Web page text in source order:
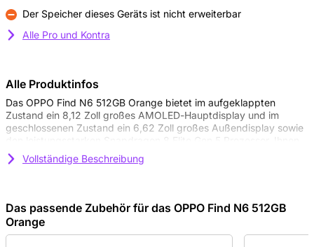
Kontra
Der Speicher dieses Geräts ist nicht erweiterbar
Alle Pro und Kontra
Alle Produktinfos
Das OPPO Find N6 512GB Orange bietet im aufgeklappten
Zustand ein 8,12 Zoll großes AMOLED-Hauptdisplay und im
geschlossenen Zustand ein 6,62 Zoll großes Außendisplay sowie
den leistungsstarken Snapdragon 8 Elite Gen 5 Prozessor. Ihnen
stehen großzügige 16 GB RAM, 512 GB interner Speicher und ein
6000 mAh Akku zur Verfügung, der kabelgebundenes
weiteren Objektiven liefert detailreiche Aufnahmen. Mit einer
Dicke von nur 4,21 mm im aufgeklappten Zustand wirkt das Gerät
besonders hochwertig und modern. Das OPPO Find N6 Orange
Vollständige Beschreibung
Das passende Zubehör für das OPPO Find N6 512GB
Orange